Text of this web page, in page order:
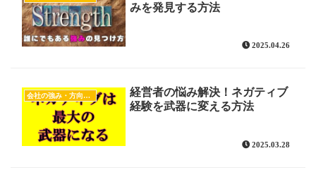
みを発見する方法
2025.04.26
会社の強み・方向性を明確にする
経営者の悩み解決！ネガティブ
経験を武器に変える方法
2025.03.28